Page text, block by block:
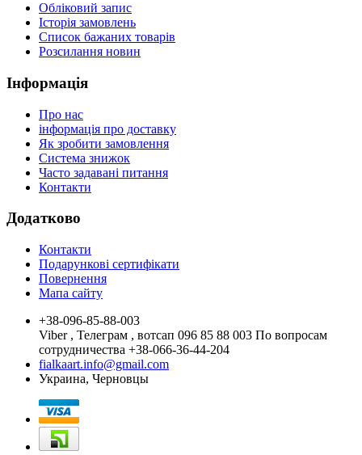
Обліковий запис
Історія замовлень
Список бажаних товарів
Розсилання новин
Інформація
Про нас
інформація про доставку
Як зробити замовлення
Система знижок
Часто задавані питання
Контакти
Додатково
Контакти
Подарункові сертифікати
Повернення
Мапа сайту
+38-096-85-88-003
Viber , Телеграм , вотсап 096 85 88 003 По вопросам
сотрудничества +38-066-36-44-204
fialkaart.info@gmail.com
Украина, Черновцы